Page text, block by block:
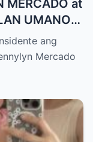
MERCADO at
UMANO
Showbiz
ang
Mercado